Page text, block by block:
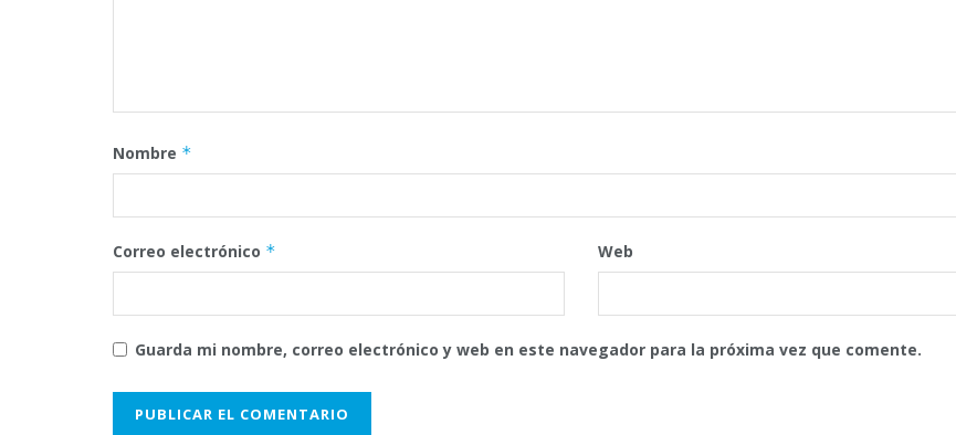
Nombre *
Correo electrónico * Web
Guarda mi nombre, correo electrónico y web en este navegador para la próxima vez que comente.